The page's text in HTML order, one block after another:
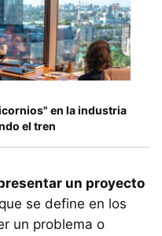
en la industria
el tren
un proyecto
se define en los
un problema o